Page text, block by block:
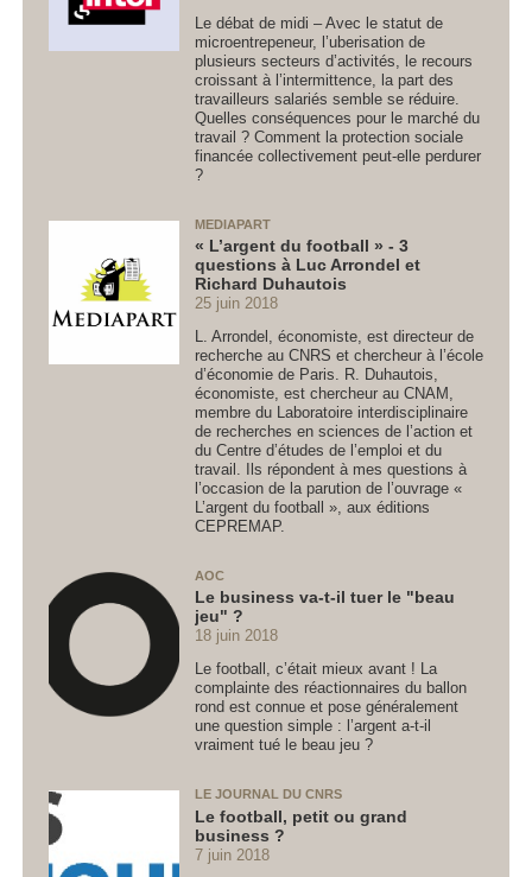
Le débat de midi – Avec le statut de
microentrepeneur, l’uberisation de
plusieurs secteurs d’activités, le recours
croissant à l’intermittence, la part des
travailleurs salariés semble se réduire.
Quelles conséquences pour le marché du
travail ? Comment la protection sociale
financée collectivement peut-elle perdurer
?
MEDIAPART
« L’argent du football » - 3
questions à Luc Arrondel et
Richard Duhautois
25 juin 2018
L. Arrondel, économiste, est directeur de
recherche au CNRS et chercheur à l’école
d’économie de Paris. R. Duhautois,
économiste, est chercheur au CNAM,
membre du Laboratoire interdisciplinaire
de recherches en sciences de l’action et
du Centre d’études de l’emploi et du
travail. Ils répondent à mes questions à
l’occasion de la parution de l’ouvrage «
L’argent du football », aux éditions
CEPREMAP.
AOC
Le business va-t-il tuer le "beau
jeu" ?
18 juin 2018
Le football, c’était mieux avant ! La
complainte des réactionnaires du ballon
rond est connue et pose généralement
une question simple : l’argent a-t-il
vraiment tué le beau jeu ?
LE JOURNAL DU CNRS
Le football, petit ou grand
business ?
7 juin 2018